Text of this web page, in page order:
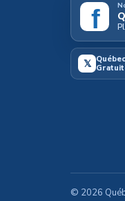
f
𝕏
© 2026